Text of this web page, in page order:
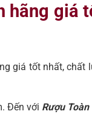
hãng giá
giá tốt nhất, chất
Đến với Rượu Toàn